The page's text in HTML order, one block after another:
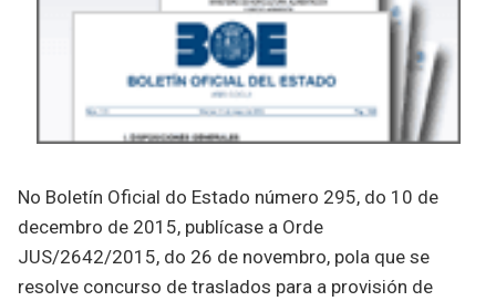
No Boletín Oficial do Estado número 295, do 10 de
decembro de 2015, publícase a Orde
JUS/2642/2015, do 26 de novembro, pola que se
resolve concurso de traslados para a provisión de